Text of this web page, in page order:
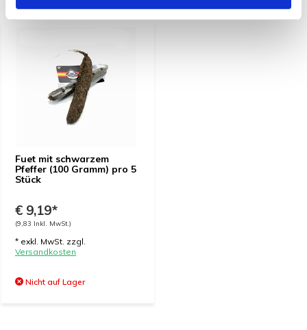
Zuletzt angesehen
Fuet mit schwarzem
Pfeffer (100 Gramm) pro 5
Stück
€ 9,19*
(9,83 Inkl. MwSt.)
* exkl. MwSt. zzgl.
Versandkosten
Nicht auf Lager